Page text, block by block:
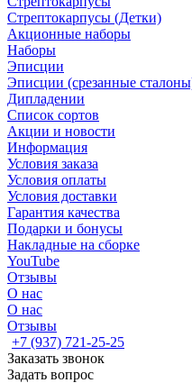
Стрептокарпусы (Детки)
Акционные наборы
Наборы
Эписции
Эписции (срезанные
Дипладении
Список сортов
Акции и новости
Информация
Условия заказа
Условия оплаты
Условия доставки
Гарантия качества
Подарки и бонусы
Накладные на сборке
YouTube
Отзывы
О нас
О нас
Отзывы
+7 (937) 721-25-25
Заказать звонок
Задать вопрос